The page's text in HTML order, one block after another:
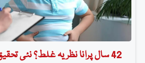
42 سال پرانا نظریہ غلط؟ نئی